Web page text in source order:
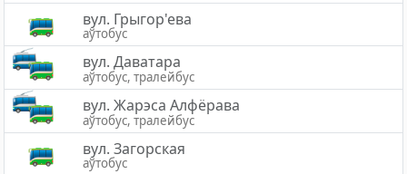
вул. Грыгор'ева
аўтобус
вул. Даватара
аўтобус, тралейбус
вул. Жарэса Алфёрава
аўтобус, тралейбус
вул. Загорская
аўтобус